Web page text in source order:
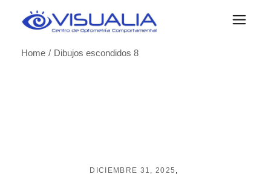
Home
Dibujos escondidos 8
DICIEMBRE 31, 2025